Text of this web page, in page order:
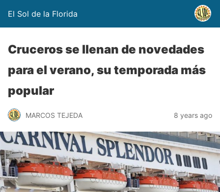
El Sol de la Florida
Cruceros se llenan de novedades
para el verano, su temporada más
popular
MARCOS TEJEDA 8 years ago